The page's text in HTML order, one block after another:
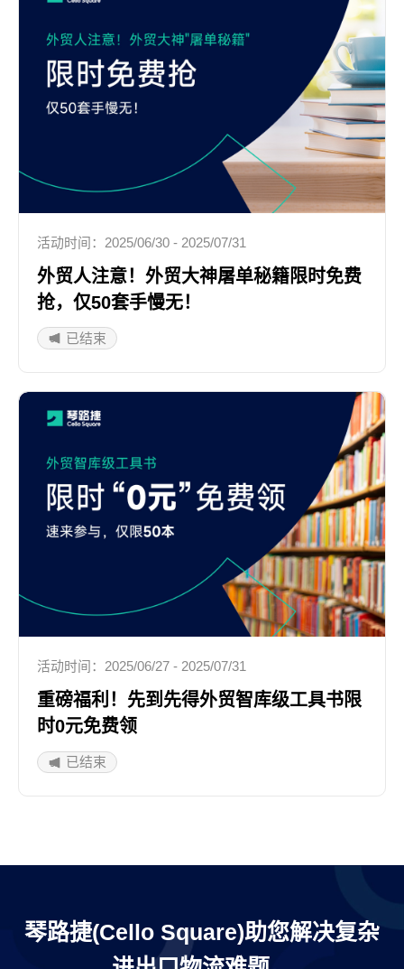
活动时间：2025/06/30 - 2025/07/31
外贸人注意！外贸大神屠单秘籍限时免费
抢，仅50套手慢无！
已结束
活动时间：2025/06/27 - 2025/07/31
重磅福利！先到先得外贸智库级工具书限
时0元免费领
已结束
琴路捷(Cello Square)助您解决复杂